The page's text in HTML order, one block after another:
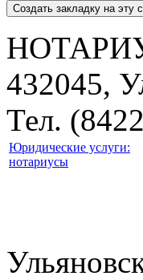
432045,
Тел.
Юридические услуги:
нотариусы